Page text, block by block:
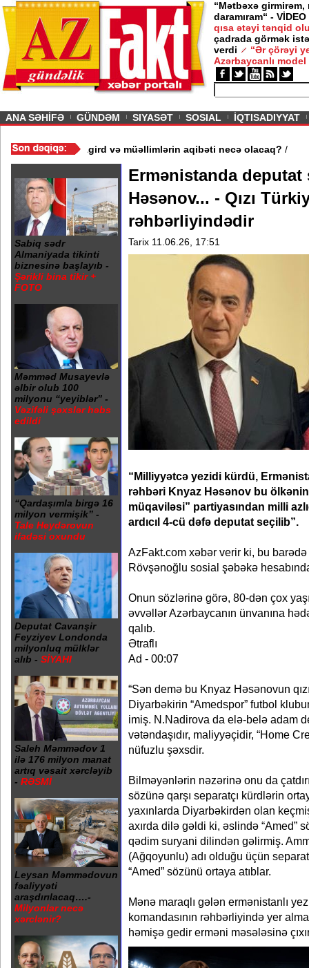
“Mətbəxə girmirəm,
daramıram“ - VİDEO
qısa ətəyi tənqid
çadrada görmək
verdi
“Ər çörəyi
Azərbaycanlı model
ANA SƏHİFƏ GÜNDƏM SIYASƏT SOSIAL İQTISADIYYAT
3 məktəb bağlandı - Şagird və müəllimlərin aqibəti necə
Sabiq sədr
Almaniyada tikinti
biznesinə başlayıb -
Şərikli bina tikir +
FOTO
Məmməd Musayevlə
əlbir olub 100
milyonu “yeyiblər” -
Vəzifəli şəxslər həbs
edildi
“Qardaşımla birgə 16
milyon vermişik” -
Tale Heydərovun
ifadəsi oxundu
Deputat Cavanşir
Feyziyev Londonda
milyonluq mülklər
alıb - SİYAHI
Saleh Məmmədov 1
ilə 176 milyon manat
artıq vəsait xərcləyib
- RƏSMİ
Leysan Məmmədovun
fəaliyyəti
araşdırılacaq….-
Milyonlar necə
xərclənir?
Ermənistanda deputat
Həsənov... - Qızı
rəhbərliyindədir
Tarix 11.06.26, 17:51
“Milliyyətcə yezidi kürdü,
rəhbəri Knyaz Həsənov bu
müqaviləsi” partiyasından milli
ardıcıl 4-cü dəfə deputat seçilib”.
AzFakt.com xəbər verir ki, bu
Rövşənoğlu sosial şəbəkə
Onun sözlərinə görə, 80-dən çox
əvvəllər Azərbaycanın ünvanına
qalıb.
Ətraflı
Ad - 00:07
“Sən demə bu Knyaz Həsənovun
Diyarbəkirin “Amedspor” futbol
imiş. N.Nadirova da elə-belə adam
vətəndaşıdır, maliyyəçidir, “Home
nüfuzlu şəxsdir.
Bilməyənlərin nəzərinə onu da
sözünə qarşı separatçı kürdlərin
yaxınlarda Diyarbəkirdən olan
axırda dilə gəldi ki, əslində “Amed”
qədim suryani dilindən gəlirmiş.
(Ağqoyunlu) adı olduğu üçün
“Amed” sözünü ortaya atıblar.
Mənə maraqlı gələn ermənistanlı
komandasının rəhbərliyində yer
həmişə gedir erməni məsələsinə